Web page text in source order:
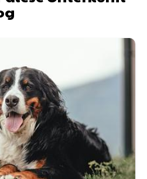
deinen mit Hund in der